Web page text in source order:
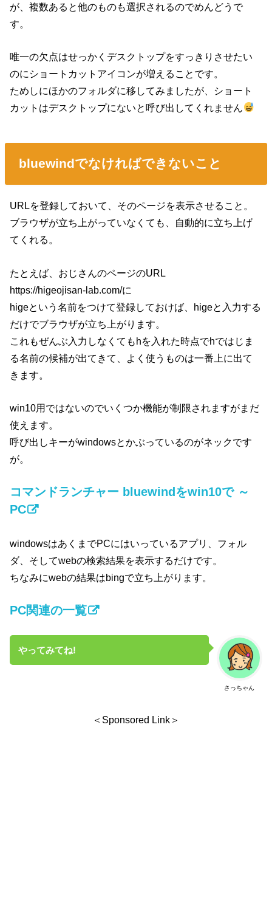
が、複数あると他のものも選択されるのでめんどうで
す。
唯一の欠点はせっかくデスクトップをすっきりさせたい
のにショートカットアイコンが増えることです。
ためしにほかのフォルダに移してみましたが、ショート
カットはデスクトップにないと呼び出してくれません
bluewindでなければできないこと
URLを登録しておいて、そのページを表示させること。
ブラウザが立ち上がっていなくても、自動的に立ち上げ
てくれる。
たとえば、おじさんのページのURL
https://higeojisan-lab.com/に
higeという名前をつけて登録しておけば、higeと入力する
だけでブラウザが立ち上がります。
これもぜんぶ入力しなくてもhを入れた時点でhではじま
る名前の候補が出てきて、よく使うものは一番上に出て
きます。
win10用ではないのでいくつか機能が制限されますがまだ
使えます。
呼び出しキーがwindowsとかぶっているのがネックです
が。
コマンドランチャー bluewindをwin10で ～
PC
windowsはあくまでPCにはいっているアプリ、フォル
ダ、そしてwebの検索結果を表示するだけです。
ちなみにwebの結果はbingで立ち上がります。
PC関連の一覧
さっちゃん
やってみてね!
＜Sponsored Link＞